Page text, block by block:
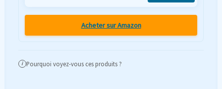
Acheter sur Amazon
i Pourquoi voyez-vous ces produits ?